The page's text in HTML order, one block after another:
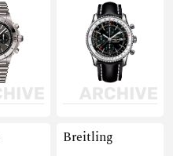
Breitling